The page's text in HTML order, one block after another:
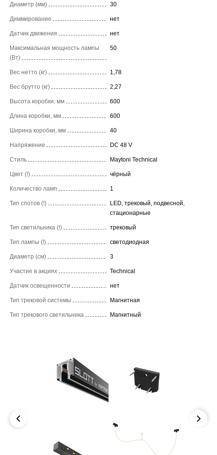
Диаметр (мм) 30
Диммирование нет
Датчик движения нет
Максимальная мощность лампы
(Вт)
50
Вес нетто (кг) 1,78
Вес брутто (кг) 2,27
Высота коробки, мм 600
Длина коробки, мм 600
Ширина коробки, мм 40
Напряжение DC 48 V
Стиль Maytoni Technical
Цвет (!) чёрный
Количество ламп 1
Тип спотов (!)
LED, трековый, подвесной,
стационарные
Тип светильника (!) трековый
Тип лампы (!) светодиодная
Диаметр (см) 3
Участие в акциях Technical
Датчик освещенности нет
Тип трековой системы Магнитная
Тип трекового светильника Магнитный